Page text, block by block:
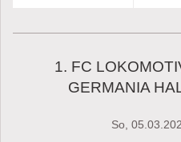
1. FC
GERMANIA
So,